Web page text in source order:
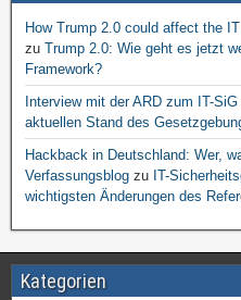
How Trump 2.0 could affect the
zu Trump 2.0: Wie geht es jetzt
Framework?
Interview mit der ARD zum IT-
aktuellen Stand des
Hackback in Deutschland: Wer,
Verfassungsblog zu IT-
wichtigsten Änderungen des
Kategorien